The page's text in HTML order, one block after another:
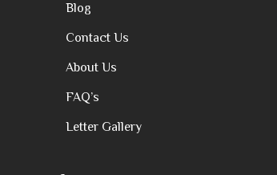
Blog
Contact Us
About Us
FAQ’s
Letter Gallery